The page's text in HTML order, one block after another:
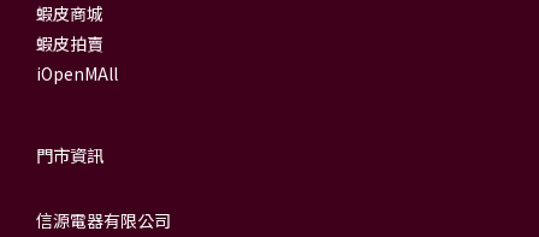
蝦皮商城
蝦皮拍賣
iOpenMAll
門市資訊
信源電器有限公司